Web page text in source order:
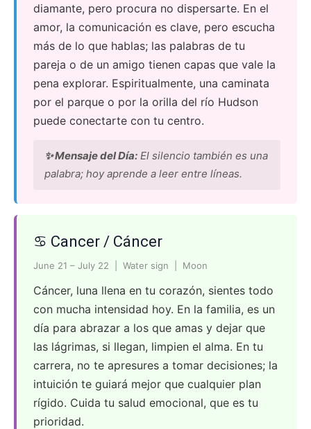
diamante, pero procura no dispersarte. En el
amor, la comunicación es clave, pero escucha
más de lo que hablas; las palabras de tu
pareja o de un amigo tienen capas que vale la
pena explorar. Espiritualmente, una caminata
por el parque o por la orilla del río Hudson
puede conectarte con tu centro.
✨ Mensaje del Día: El silencio también es una
palabra; hoy aprende a leer entre líneas.
♋ Cancer / Cáncer
June 21 – July 22 | Water sign | Moon
Cáncer, luna llena en tu corazón, sientes todo
con mucha intensidad hoy. En la familia, es un
día para abrazar a los que amas y dejar que
las lágrimas, si llegan, limpien el alma. En tu
carrera, no te apresures a tomar decisiones; la
intuición te guiará mejor que cualquier plan
rígido. Cuida tu salud emocional, que es tu
prioridad.